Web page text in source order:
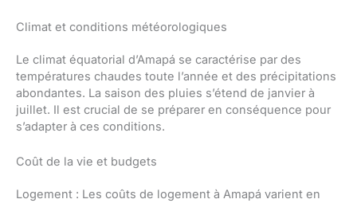
Climat et conditions météorologiques
Le climat équatorial d’Amapá se caractérise par des
températures chaudes toute l’année et des précipitations
abondantes. La saison des pluies s’étend de janvier à
juillet. Il est crucial de se préparer en conséquence pour
s’adapter à ces conditions.
Coût de la vie et budgets
Logement : Les coûts de logement à Amapá varient en